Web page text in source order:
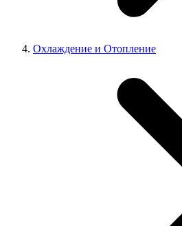
Охлаждение и Отопление